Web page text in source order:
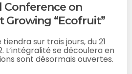
Conference on
Growing “Ecofruit”
sur trois jours, du 21
L’intégralité se découlera en
sont désormais ouvertes.